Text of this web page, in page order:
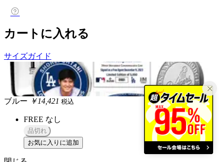
カートに入れる
サイズガイド
ブルー ￥14,421 税込
FREE なし
品切れ
お気に入りに追加